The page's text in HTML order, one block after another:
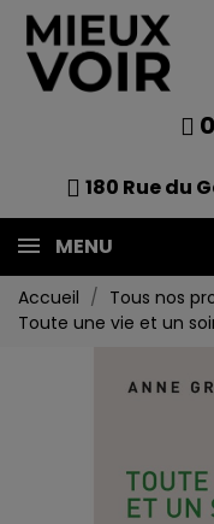
180 Rue du
MENU
Accueil Tous nos
Toute une vie et un